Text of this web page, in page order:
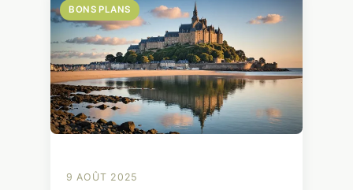
BONS PLANS
9 AOÛT 2025